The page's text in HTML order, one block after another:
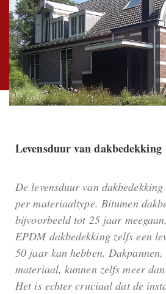
Levensduur van dakbedekking
De levensduur van
per materiaaltype. Bitumen
bijvoorbeeld tot 25 jaar
EPDM dakbedekking zelfs een
50 jaar kan hebben.
materiaal, kunnen zelfs meer
Het is echter cruciaal dat de